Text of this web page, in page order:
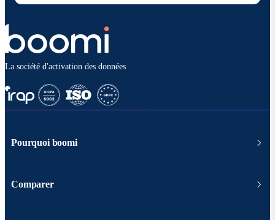
La société d'activation des données
Pourquoi boomi
Comparer